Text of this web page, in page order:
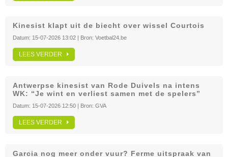
Kinesist klapt uit de biecht over wissel Courtois
Datum: 15-07-2026 13:02 | Bron: Voetbal24.be
LEES VERDER
Antwerpse kinesist van Rode Duivels na intens
WK: “Je wint en verliest samen met de spelers”
Datum: 15-07-2026 12:50 | Bron: GVA
LEES VERDER
Garcia nog meer onder vuur? Ferme uitspraak van